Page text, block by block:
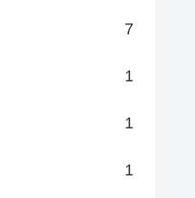
7
1
1
1